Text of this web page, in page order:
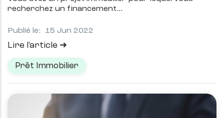
recherchez un financement
Publié le: 15 Jun 2022
Lire l'article
Prêt Immobilier